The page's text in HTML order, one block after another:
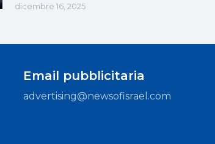
dicembre 16, 2025
Email pubblicitaria
advertising@newsofisrael.com